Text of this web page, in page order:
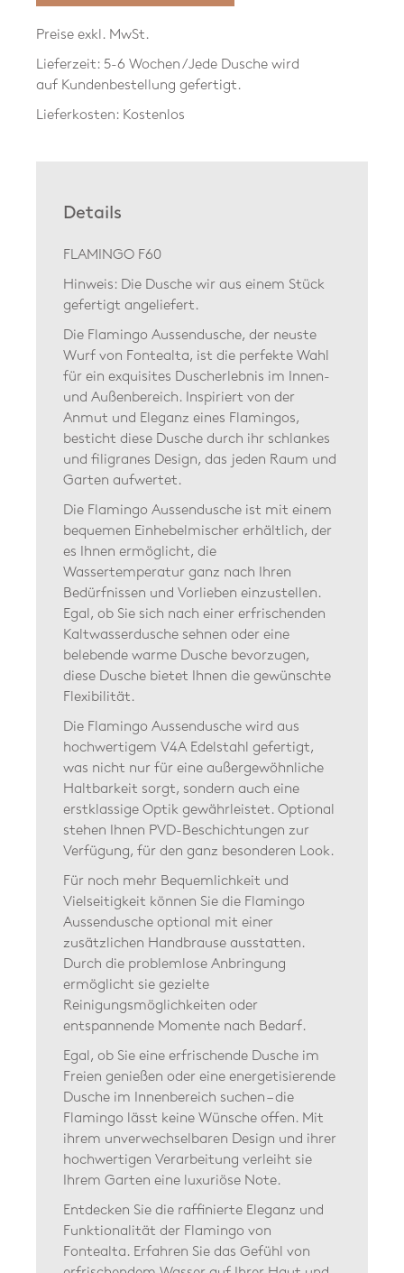
Preise exkl. MwSt.
Lieferzeit: 5-6 Wochen / Jede Dusche wird
auf Kundenbestellung gefertigt.
Lieferkosten: Kostenlos
Details
FLAMINGO F60
Hinweis: Die Dusche wir aus einem Stück
gefertigt angeliefert.
Die Flamingo Aussendusche, der neuste
Wurf von Fontealta, ist die perfekte Wahl
für ein exquisites Duscherlebnis im Innen-
und Außenbereich. Inspiriert von der
Anmut und Eleganz eines Flamingos,
besticht diese Dusche durch ihr schlankes
und filigranes Design, das jeden Raum und
Garten aufwertet.
Die Flamingo Aussendusche ist mit einem
bequemen Einhebelmischer erhältlich, der
es Ihnen ermöglicht, die
Wassertemperatur ganz nach Ihren
Bedürfnissen und Vorlieben einzustellen.
Egal, ob Sie sich nach einer erfrischenden
Kaltwasserdusche sehnen oder eine
belebende warme Dusche bevorzugen,
diese Dusche bietet Ihnen die gewünschte
Flexibilität.
Die Flamingo Aussendusche wird aus
hochwertigem V4A Edelstahl gefertigt,
was nicht nur für eine außergewöhnliche
Haltbarkeit sorgt, sondern auch eine
erstklassige Optik gewährleistet. Optional
stehen Ihnen PVD-Beschichtungen zur
Verfügung, für den ganz besonderen Look.
Für noch mehr Bequemlichkeit und
Vielseitigkeit können Sie die Flamingo
Aussendusche optional mit einer
zusätzlichen Handbrause ausstatten.
Durch die problemlose Anbringung
ermöglicht sie gezielte
Reinigungsmöglichkeiten oder
entspannende Momente nach Bedarf.
Egal, ob Sie eine erfrischende Dusche im
Freien genießen oder eine energetisierende
Dusche im Innenbereich suchen – die
Flamingo lässt keine Wünsche offen. Mit
ihrem unverwechselbaren Design und ihrer
hochwertigen Verarbeitung verleiht sie
Ihrem Garten eine luxuriöse Note.
Entdecken Sie die raffinierte Eleganz und
Funktionalität der Flamingo von
Fontealta. Erfahren Sie das Gefühl von